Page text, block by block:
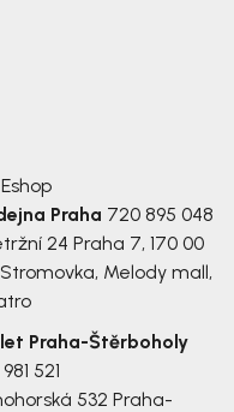
Eshop
Praha 720 895 048
24 Praha 7, 170 00
Melody mall,
Praha-Štěrboholy
521
532 Praha-